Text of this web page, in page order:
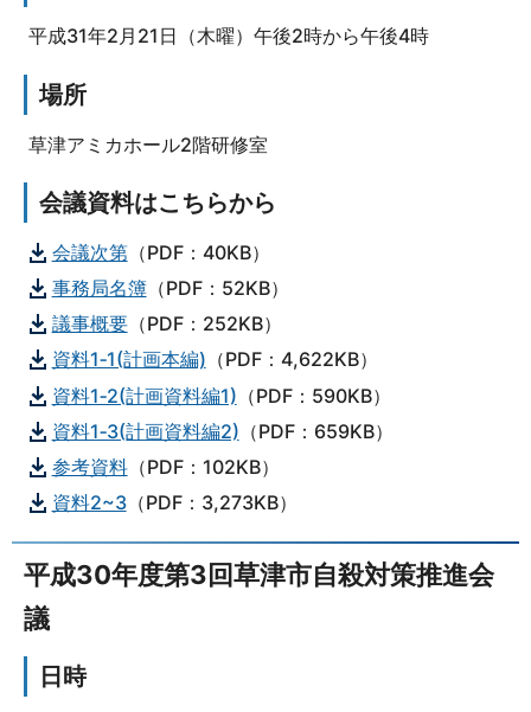
平成31年2月21日（木曜）午後2時から午後4時
場所
草津アミカホール2階研修室
会議資料はこちらから
会議次第（PDF：40KB）
事務局名簿（PDF：52KB）
議事概要（PDF：252KB）
資料1‐1(計画本編) （PDF：4,622KB）
資料1‐2(計画資料編1) （PDF：590KB）
資料1‐3(計画資料編2) （PDF：659KB）
参考資料（PDF：102KB）
資料2~3（PDF：3,273KB）
平成30年度第3回草津市自殺対策推進会
議
日時